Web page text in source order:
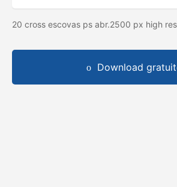
20 cross escovas ps abr.2500 px high
Download